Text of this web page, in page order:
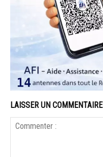
LAISSER UN COMMENTAIRE